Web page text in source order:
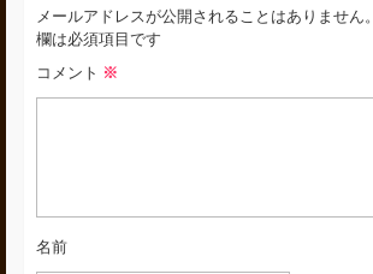
メールアドレスが公開されることはありません。
欄は必須項目です
コメント ※
名前